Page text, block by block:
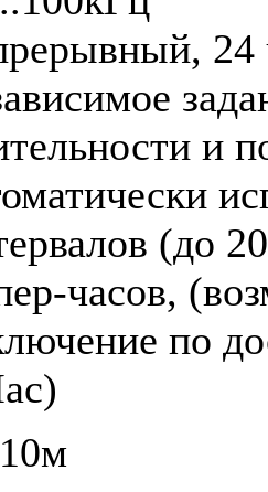
24
и
(до
часов,
по